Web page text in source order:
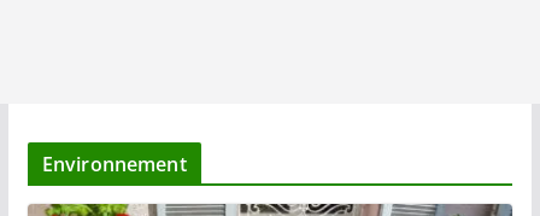
Environnement